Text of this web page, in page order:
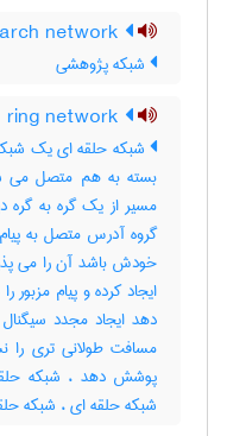
شبکه پژوهشی
شبکه حلقه ای یک
بسته به هم متصل می
مسیر از یک گره به گره
گروه آدرس متصل به
خودش باشد آن را می
ایجاد کرده و پیام مزبور
دهد ایجاد مجدد
مسافت طولانی تری
پوشش دهد ، شبکه
شبکه حلقه ای ، شبکه